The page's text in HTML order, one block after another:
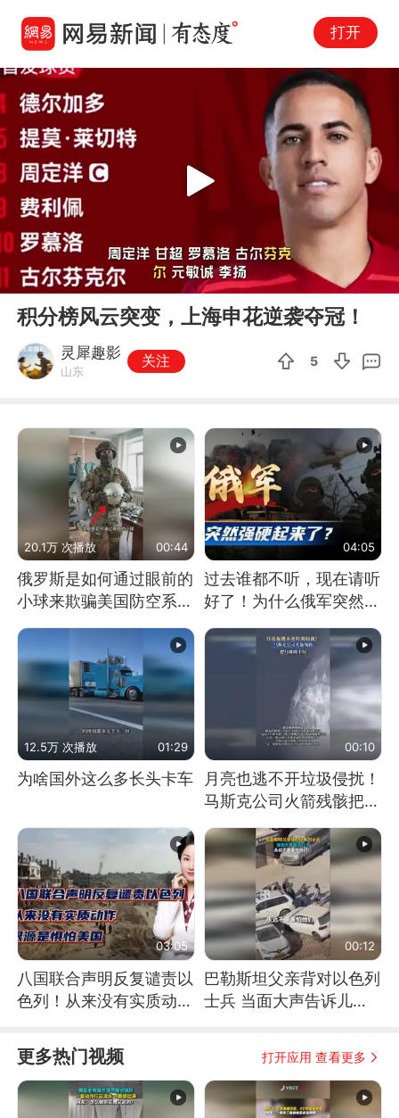
打开
00:00 04:45
Play
积分榜风云突变，上海申花逆袭夺冠！
灵犀趣影
山东
关注 5
20.1万 次播放 00:44
俄罗斯是如何通过眼前的
小球来欺骗美国防空系统
的
04:05
过去谁都不听，现在请听
好了！为什么俄军突然强
硬起来了？
12.5万 次播放 01:29
为啥国外这么多长头卡车
00:10
月亮也逃不开垃圾侵扰！
马斯克公司火箭残骸把月
03:05
八国联合声明反复谴责以
色列！从来没有实质动
00:12
巴勒斯坦父亲背对以色列
士兵 当面大声告诉儿
更多热门视频 打开应用 查看更多